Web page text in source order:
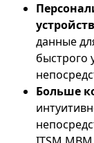
данные
быстрого
Больше